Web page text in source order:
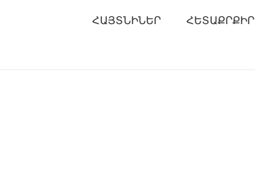
ՀԱՅՏՆԻՆԵՐ ՀԵՏԱՔՐՔԻՐ